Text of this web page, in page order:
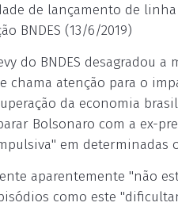
de lançamento de
BNDES (13/6/2019)
do BNDES desagradou
chama atenção para o
da economia
Bolsonaro com a ex-
em determinadas
aparentemente "não
como este